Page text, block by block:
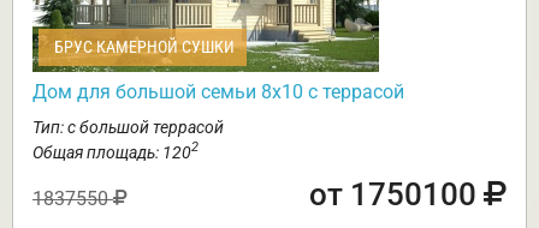
БРУС КАМЕРНОЙ СУШКИ
Дом для большой семьи 8х10 с террасой
Тип: с большой террасой
Общая площадь: 1202
1837550 от 1750100